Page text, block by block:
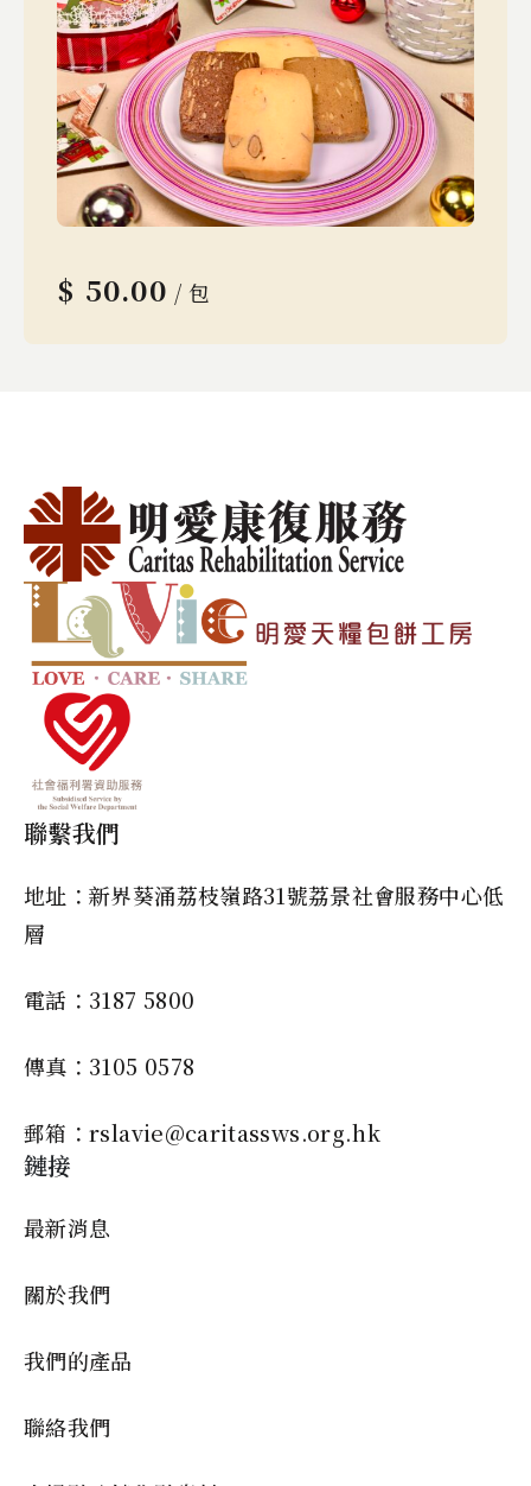
$ 50.00 / 包
聯繫我們
地址：新界葵涌荔枝嶺路31號荔景社會服務中心低
層
電話：3187 5800
傳真：3105 0578
郵箱：rslavie@caritassws.org.hk
鏈接
最新消息
關於我們
我們的產品
聯絡我們